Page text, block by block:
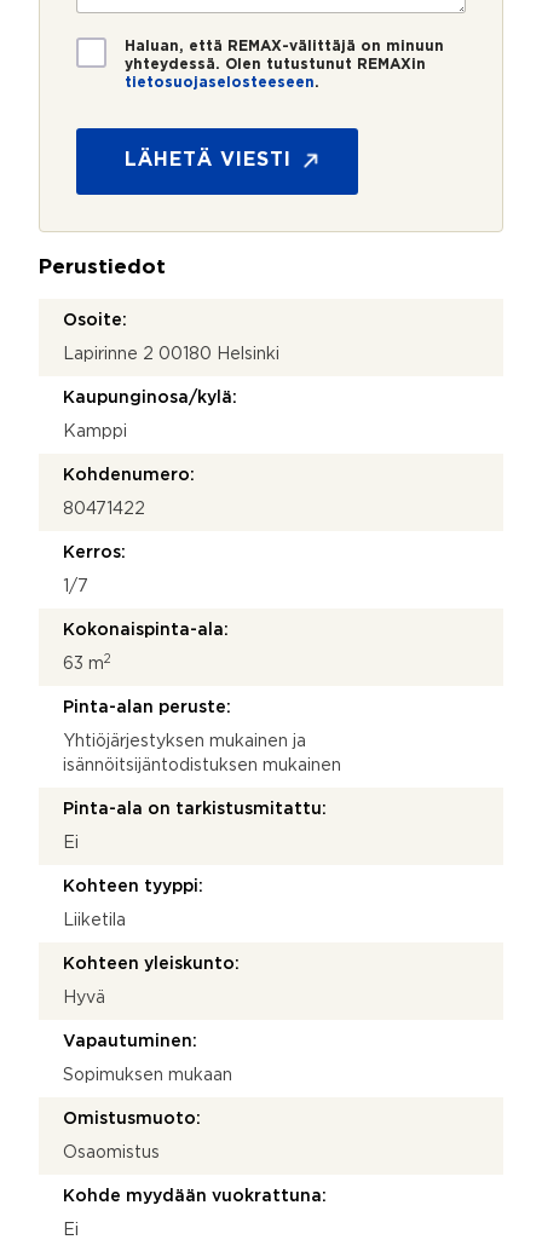
o
*
r
o
i
*
T
i
o
*
Haluan, että REMAX-välittäjä on minuun
yhteydessä. Olen tutustunut REMAXin
tietosuojaselosteeseen.
LÄHETÄ VIESTI
Perustiedot
Osoite:
Lapirinne 2 00180 Helsinki
Kaupunginosa/kylä:
Kamppi
Kohdenumero:
80471422
Kerros:
1/7
Kokonaispinta-ala:
63 m2
Pinta-alan peruste:
Yhtiöjärjestyksen mukainen ja
isännöitsijäntodistuksen mukainen
Pinta-ala on tarkistusmitattu:
Ei
Kohteen tyyppi:
Liiketila
Kohteen yleiskunto:
Hyvä
Vapautuminen:
Sopimuksen mukaan
Omistusmuoto:
Osaomistus
Kohde myydään vuokrattuna:
Ei